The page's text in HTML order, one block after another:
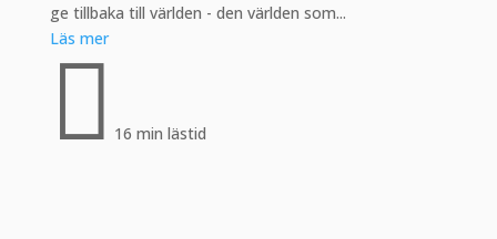
ge tillbaka till världen - den världen som...
Läs mer
 16 min lästid